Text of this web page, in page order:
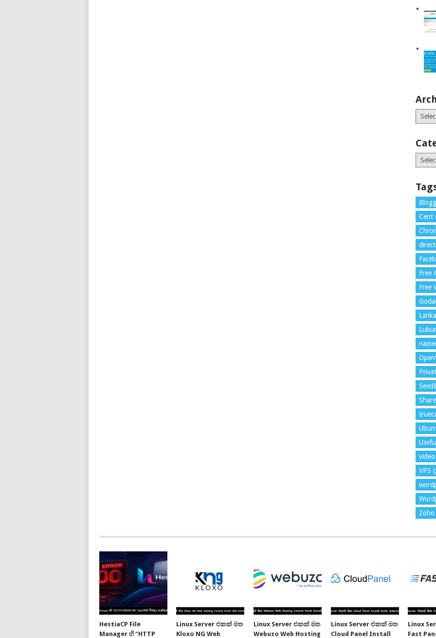
Cent
Free
Free
VPS
HestiaCP File
Manager හි “HTTP
Linux Server එකක් මත
Kloxo NG Web
Linux Server එකක් මත
Webuzo Web Hosting
Linux Server එකක් මත
Cloud Panel Install
Linux
Fast